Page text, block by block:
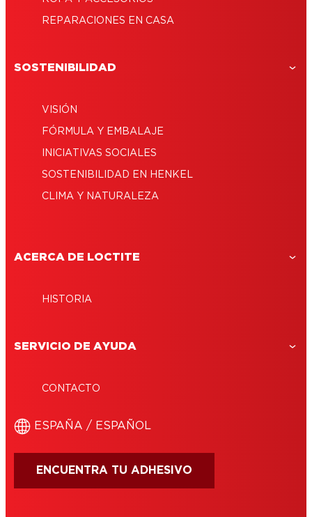
REPARACIONES EN CASA
SOSTENIBILIDAD
VISIÓN
FÓRMULA Y EMBALAJE
INICIATIVAS SOCIALES
SOSTENIBILIDAD EN HENKEL
CLIMA Y NATURALEZA
ACERCA DE LOCTITE
HISTORIA
SERVICIO DE AYUDA
CONTACTO
ESPAÑA / ESPAÑOL
ENCUENTRA TU ADHESIVO